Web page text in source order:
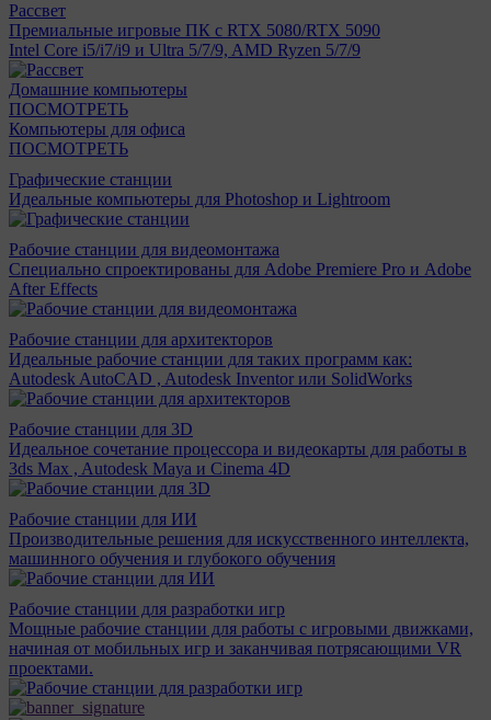
Рассвет
Премиальные игровые ПК с RTX 5080/RTX 5090
Intel Core i5/i7/i9 и Ultra 5/7/9, AMD Ryzen 5/7/9
Домашние компьютеры
ПОСМОТРЕТЬ
Компьютеры для офиса
ПОСМОТРЕТЬ
Графические станции
Идеальные компьютеры для Photoshop и Lightroom
Рабочие станции для видеомонтажа
Специально спроектированы для Adobe Premiere Pro и Adobe
After Effects
Рабочие станции для архитекторов
Идеальные рабочие станции для таких программ как:
Autodesk AutoCAD , Autodesk Inventor или SolidWorks
Рабочие станции для 3D
Идеальное сочетание процессора и видеокарты для работы в
3ds Max , Autodesk Maya и Cinema 4D
Рабочие станции для ИИ
Производительные решения для искусственного интеллекта,
машинного обучения и глубокого обучения
Рабочие станции для разработки игр
Мощные рабочие станции для работы с игровыми движками,
начиная от мобильных игр и заканчивая потрясающими VR
проектами.